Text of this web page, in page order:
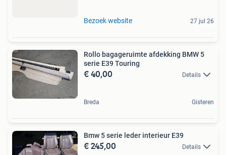
Bezoek website 27 jul 26
Rollo bagageruimte afdekking BMW 5
serie E39 Touring
€ 40,00 Details
Breda Gisteren
Bmw 5 serie leder interieur E39
€ 245,00 Details